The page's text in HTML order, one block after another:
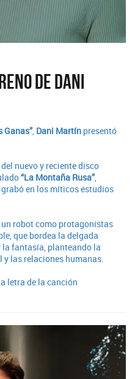
de Dani
Ganas”, Dani Martín presentó
nuevo y reciente disco
“La Montaña Rusa”,
en los míticos estudios
robot como protagonistas
que bordea la delgada
la fantasía, planteando la
las relaciones humanas.
letra de la canción